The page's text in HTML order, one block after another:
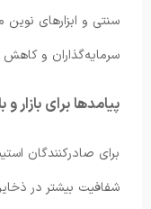
سنتی و ابزارهای
سرمایه‌گذاران و
پیامدها برای بازار
برای صادرکنندگان
شفافیت بیشتر در